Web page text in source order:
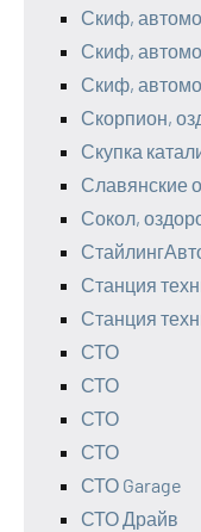
Скиф,
Скиф,
Скиф,
Скорпион,
Скупка
Славянские
Сокол,
Станция
Станция
СТО
СТО
СТО
СТО
СТО Garage
СТО Драйв